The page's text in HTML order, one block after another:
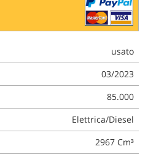
usato
03/2023
85.000
Elettrica/Diesel
2967 Cm³